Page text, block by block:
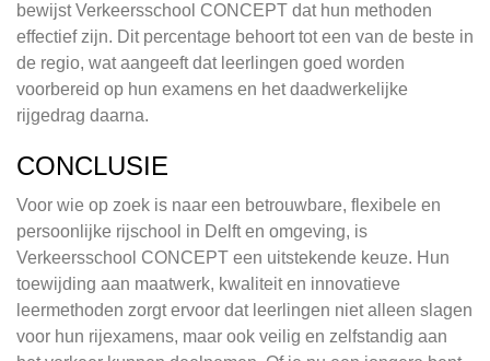
bewijst Verkeersschool CONCEPT dat hun methoden
effectief zijn. Dit percentage behoort tot een van de beste in
de regio, wat aangeeft dat leerlingen goed worden
voorbereid op hun examens en het daadwerkelijke
rijgedrag daarna.
CONCLUSIE
Voor wie op zoek is naar een betrouwbare, flexibele en
persoonlijke rijschool in Delft en omgeving, is
Verkeersschool CONCEPT een uitstekende keuze. Hun
toewijding aan maatwerk, kwaliteit en innovatieve
leermethoden zorgt ervoor dat leerlingen niet alleen slagen
voor hun rijexamens, maar ook veilig en zelfstandig aan